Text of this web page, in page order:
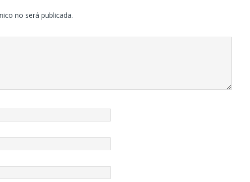
no será publicada.